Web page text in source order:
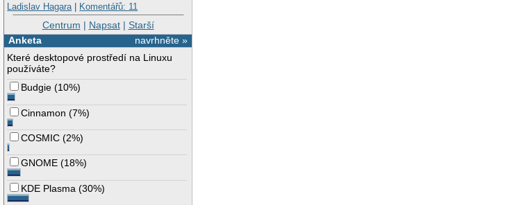
Ladislav Hagara| Komentářů: 11
Centrum | Napsat| Starší
navrhněte »
Anketa
Které desktopové prostředí na Linuxu
používáte?
Budgie (10%)
Cinnamon (7%)
COSMIC (2%)
GNOME (18%)
KDE Plasma (30%)